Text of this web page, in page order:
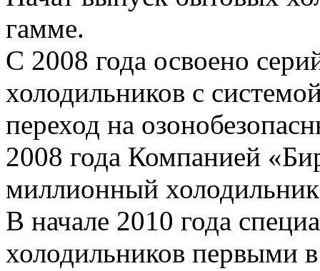
гамме.
С 2008 года освоено
холодильников с
переход на
2008 года Компанией
миллионный
В начале 2010 года
холодильников первыми